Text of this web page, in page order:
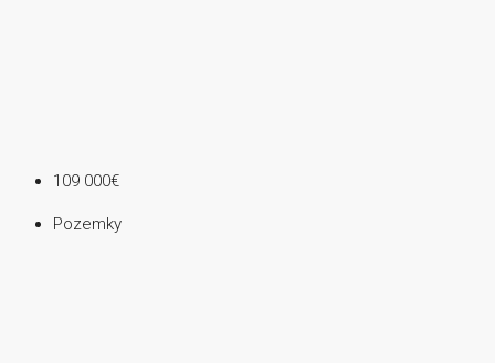
109 000€
Pozemky